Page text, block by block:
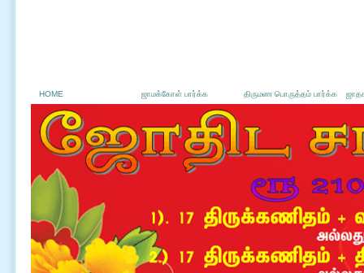
HOME ஜாமக்கோள் பார்க்க திருமண பொருத்தம் பார்க்க